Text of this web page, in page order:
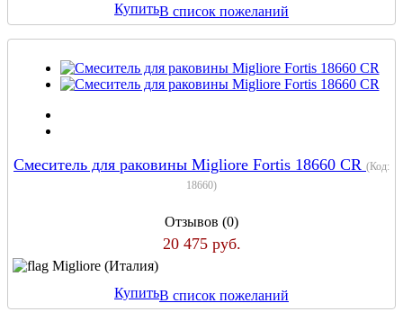
КупитьВ список пожеланий
Смеситель для раковины Migliore Fortis 18660 CR (Код:
18660)
Отзывов (0)
20 475 руб.
Migliore (Италия)
КупитьВ список пожеланий